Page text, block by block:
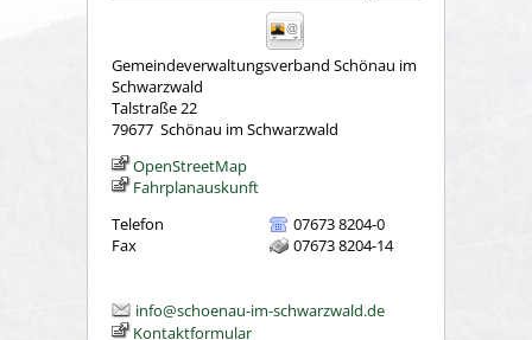
Gemeindeverwaltungsverband Schönau im
Schwarzwald
Talstraße 22
79677 Schönau im Schwarzwald
OpenStreetMap
Fahrplanauskunft
Telefon
07673 8204-0
Fax
07673 8204-14
info@schoenau-im-schwarzwald.de
Kontaktformular